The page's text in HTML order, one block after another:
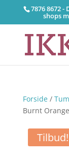
7876 8672
shops
Forside/
Burnt
Tilbud!